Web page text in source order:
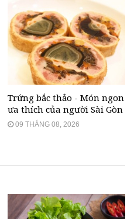
Trứng bắc thảo - Món ngon
ưa thích của người Sài Gòn
09 THÁNG 08, 2026